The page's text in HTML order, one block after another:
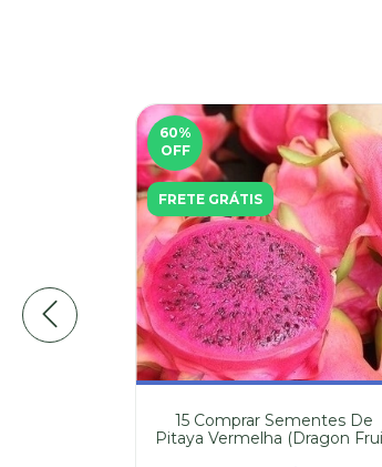
60%
OFF
FRETE GRÁTIS
15 Comprar Sementes De
Pitaya Vermelha (Dragon